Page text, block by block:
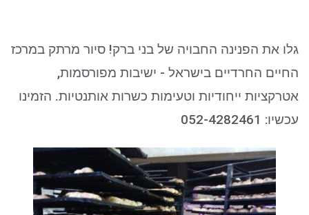
לאפס את כל האפשרויות
גלו את הפנינה החבויה של בני ברק! סיור מרתק במרכז
החיים החרדיים בישראל - ישיבות מפורסמות,
אטרקציות ייחודיות וטעימות כשרות אותנטיות. הזמינו
עכשיו: 052-4282461